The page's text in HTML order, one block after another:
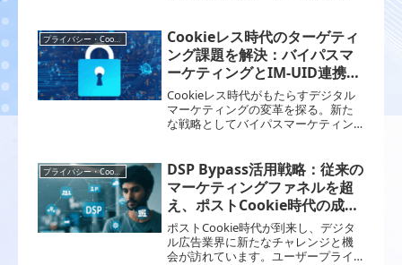
ティングを実践する方法について解
説します。具体的な手法や成功事例
を紹介し、顧客体験の革新を目指し
ます。
プライバシー・Cookie規制
Cookieレス時代のターゲティ
ング課題を解決：バイパスマ
ーケティングとIM-UID連携の
戦略的価値
Cookieレス時代がもたらすデジタル
マーケティングの変革を探る。新た
な戦略としてバイパスマーケティン
プライバシー・Cookie規制
DSP Bypass活用戦略：従来の
マーケティングファネルを超
え、ポストCookie時代の成果
を最大化する手法
ポストCookie時代が到来し、デジタ
ル広告業界に新たなチャレンジと機
会が訪れています。ユーザープライ